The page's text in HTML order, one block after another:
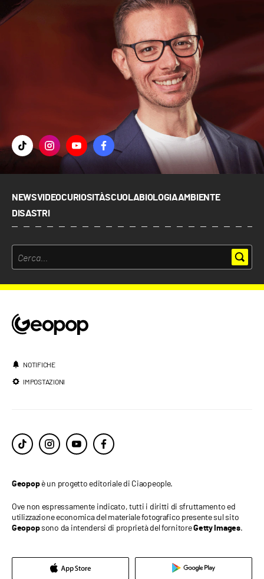
NEWSVIDEOCURIOSITÀSCUOLABIOLOGIAAMBIENTE
DISASTRI
NOTIFICHE
IMPOSTAZIONI
Geopopè un progetto editoriale di Ciaopeople.
Ove non espressamente indicato, tutti i diritti di sfruttamento ed
utilizzazione economica del materiale fotografico presente sul sito
Geopopsono da intendersi di proprietà del fornitoreGetty Images.